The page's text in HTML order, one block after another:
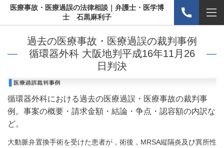
医療事故・医療過誤の法律相談｜弁護士・医学博
士 石黒麻利子
過去の医療事故・医療過誤の裁判事例
循環器外科 大阪地判平成16年11月26
日判決
循環器外科における過去の医療過誤・医療事故の裁判事
例。事案の概要・請求金額・結論・争点・認容額の内訳な
ど。
大動脈弁置換手術を受けた患者が，術後，MRSA縦隔炎及び異所性